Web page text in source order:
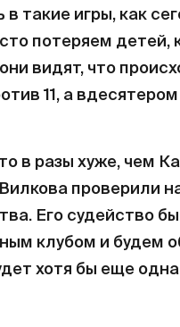
такие игры, как
потеряем детей,
видят, что
11, а вдесятером
в разы хуже, чем
проверили
Его судейство
клубом и будем
хотя бы еще одна